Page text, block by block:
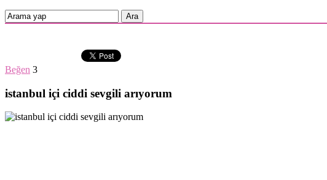
Beğen 3
istanbul içi ciddi sevgili arıyorum